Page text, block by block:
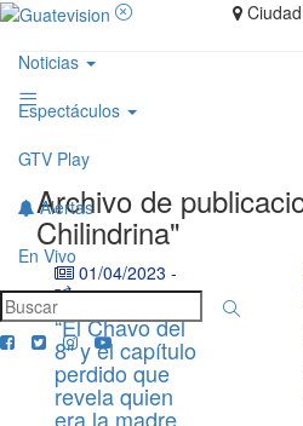
Noticias
Espectáculos
GTV Play
Alertas
En Vivo
Archivo de
Chilindrina"
01/04/2023 -
“El Chavo del
8″ y el capítulo
perdido que
revela quien
era la madre